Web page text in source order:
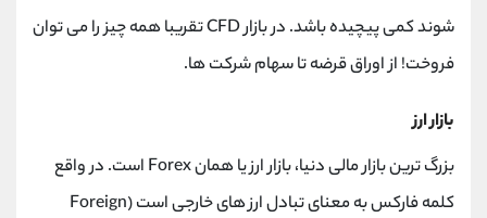
شوند کمی پیچیده باشد. در بازار CFD تقریبا همه چیز را می توان
فروخت! از اوراق قرضه تا سهام شرکت ها.
بازار ارز
بزرگ ترین بازار مالی دنیا، بازار ارز یا همان Forex است. در واقع
کلمه فارکس به معنای تبادل ارز های خارجی است (Foreign